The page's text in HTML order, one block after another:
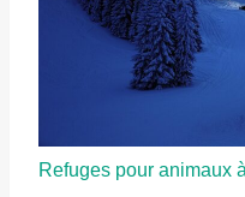
Refuges pour animaux